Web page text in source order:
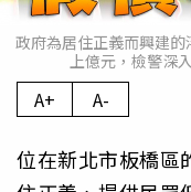
政府為居住正義而興建
上億元，檢警深
A+ A-
位在新北市板橋區